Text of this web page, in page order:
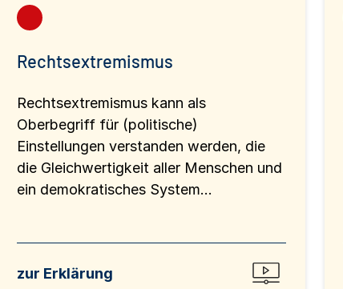
Rechtsextremismus
Rechtsextremismus kann als
Oberbegriff für (politische)
Einstellungen verstanden werden, die
die Gleichwertigkeit aller Menschen und
ein demokratisches System...
zur Erklärung